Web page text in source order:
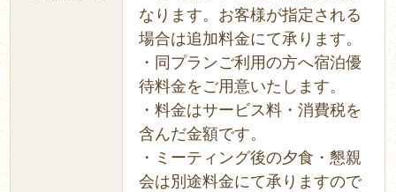
なります。お客様が指定される
場合は追加料金にて承ります。
・同プランご利用の方へ宿泊優
待料金をご用意いたします。
・料金はサービス料・消費税を
含んだ金額です。
・ミーティング後の夕食・懇親
会は別途料金にて承りますので